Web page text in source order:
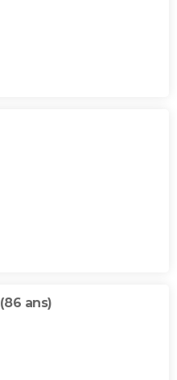
(86 ans)